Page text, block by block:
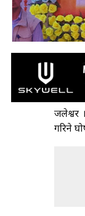
जलेश्वर
गरिने